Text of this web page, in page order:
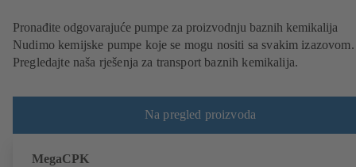
Pronađite odgovarajuće pumpe za proizvodnju baznih kemikalija
Nudimo kemijske pumpe koje se mogu nositi sa svakim izazovom.
Pregledajte naša rješenja za transport baznih kemikalija.
Na pregled proizvoda
MegaCPK